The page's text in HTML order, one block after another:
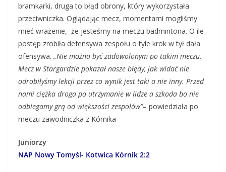
bramkarki, druga to błąd obrony, który wykorzystała
przeciwniczka. Oglądając mecz, momentami mogliśmy
mieć wrażenie, że jesteśmy na meczu badmintona. O ile
postęp zrobiła defensywa zespołu o tyle krok w tył dała
ofensywa. „Nie można być zadowolonym po takim meczu.
Mecz w Stargardzie pokazał nasze błędy, jak widać nie
odrobiłyśmy lekcji przez co wynik jest taki a nie inny. Przed
nami ciężka droga po utrzymanie w lidze a szkoda bo nie
odbiegamy grą od większości zespołów”– powiedziała po
meczu zawodniczka z Kórnika
Juniorzy
NAP Nowy Tomyśl- Kotwica Kórnik 2:2